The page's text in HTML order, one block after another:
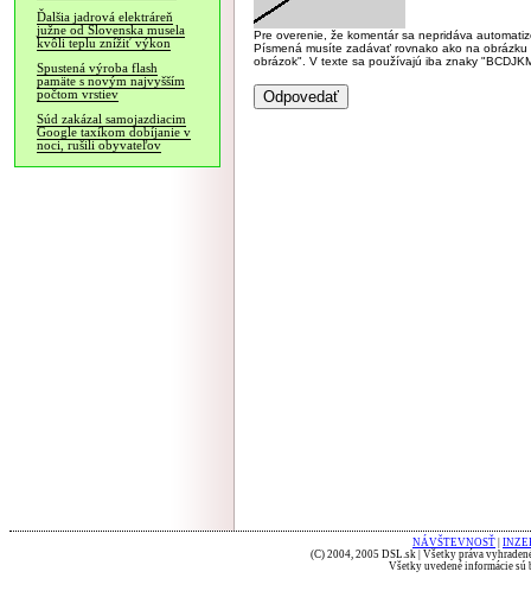
Ďalšia jadrová elektráreň
južne od Slovenska musela
kvôli teplu znížiť výkon
Spustená výroba flash
pamäte s novým najvyšším
počtom vrstiev
Súd zakázal samojazdiacim
Google taxíkom dobíjanie v
noci, rušili obyvateľov
Pre overenie, že komentár sa nepridáva
Písmená musíte zadávať rovnako ako na
obrázok". V texte sa používajú iba znaky
NÁVŠTEVNOSŤ
(C) 2004, 2005 DSL.sk | Všetky práva
Všetky uvedené informácie sú